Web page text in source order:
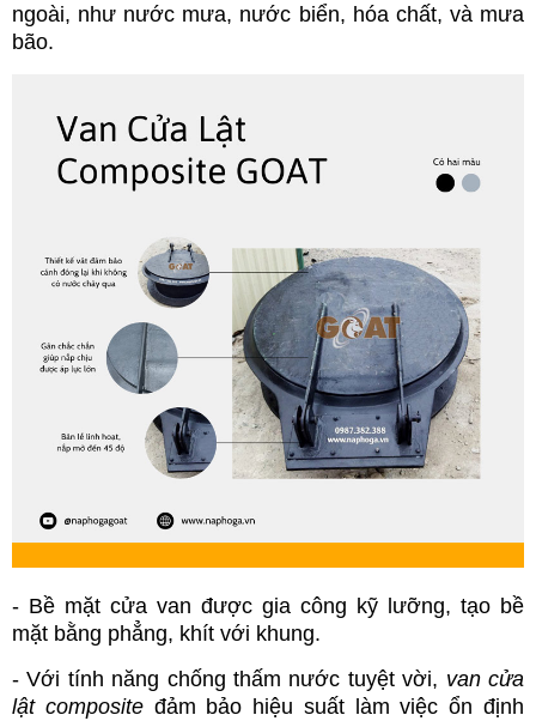
ngoài, như nước mưa, nước biển, hóa chất, và mưa
bão.
- Bề mặt cửa van được gia công kỹ lưỡng, tạo bề
mặt bằng phẳng, khít với khung.
- Với tính năng chống thấm nước tuyệt vời, van cửa
lật compositeđảm bảo hiệu suất làm việc ổn định